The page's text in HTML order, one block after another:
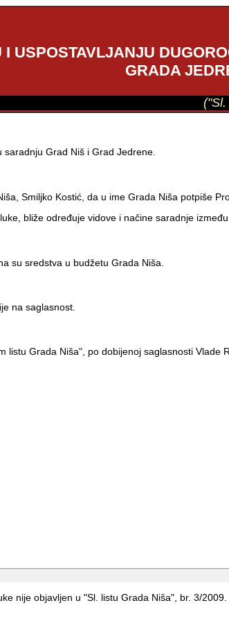
I USPOSTAVLJANJU
GRADA
("Sl.
Grad Niš i Grad Jedrene.
Smiljko Kostić, da u ime Grada Niša potpiše
bliže određuje vidove i načine saradnje između
su sredstva u budžetu Grada Niša.
na saglasnost.
listu Grada Niša", po dobijenoj saglasnosti Vlade
nije objavljen u "Sl. listu Grada Niša", br. 3/2009.